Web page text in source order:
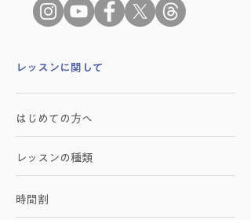
​レッスンに関して
はじめての方へ
レッスンの種類
時間割